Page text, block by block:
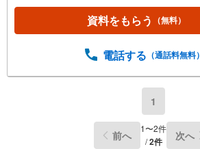
資料をもらう （無料）
電話する （通話料無料）
1
前へ 1〜2件
/2件 次へ